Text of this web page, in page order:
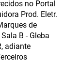
no Portal
Prod. Eletr.
de
B - Gleba
adiante